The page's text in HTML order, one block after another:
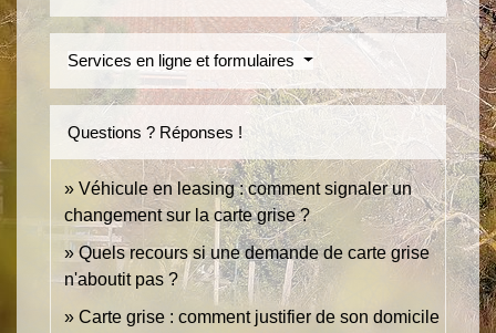
Services en ligne et formulaires
Questions ? Réponses !
Véhicule en leasing : comment signaler un
changement sur la carte grise ?
Quels recours si une demande de carte grise
n'aboutit pas ?
Carte grise : comment justifier de son domicile